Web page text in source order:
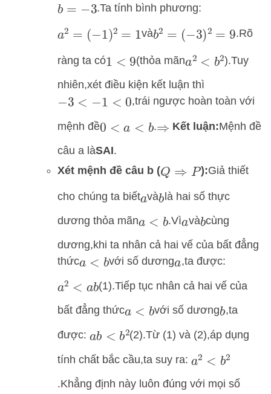
b =− 3 .Ta tính bình phương:
a2 =( −1)2= 1 vàb2 =( −3)2= 9 .Rõ
ràng ta có1 <9 (thỏa mãna2 <b2).Tuy
nhiên,xét điều kiện kết luận thì
−3<− 1<0 ,trái ngược hoàn toàn với
mệnh đề0 <a < b .⇒ Kết luận:Mệnh đề
câu a làSAI.
Xét mệnh đề câu b (Q ⇒P ):Giả thiết
cho chúng ta biếtavàblà hai số thực
dương thỏa mãna <b .Vìavàbcùng
dương,khi ta nhân cả hai vế của bất đẳng
thứca <b với số dươnga,ta được:
a2 <ab (1).Tiếp tục nhân cả hai vế của
bất đẳng thứca <b với số dươngb,ta
được: ab <b 2 (2).Từ (1) và (2),áp dụng
tính chất bắc cầu,ta suy ra: a2 <b 2
.Khẳng định này luôn đúng với mọi số